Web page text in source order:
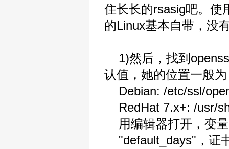
住长长的rsasig吧。使
的Linux基本自带，没
1)然后，找到
认值，她的位置一般
Debian: /etc/ssl/
RedHat 7.x+: /usr/
用编辑器打开，变
"default_days"，证